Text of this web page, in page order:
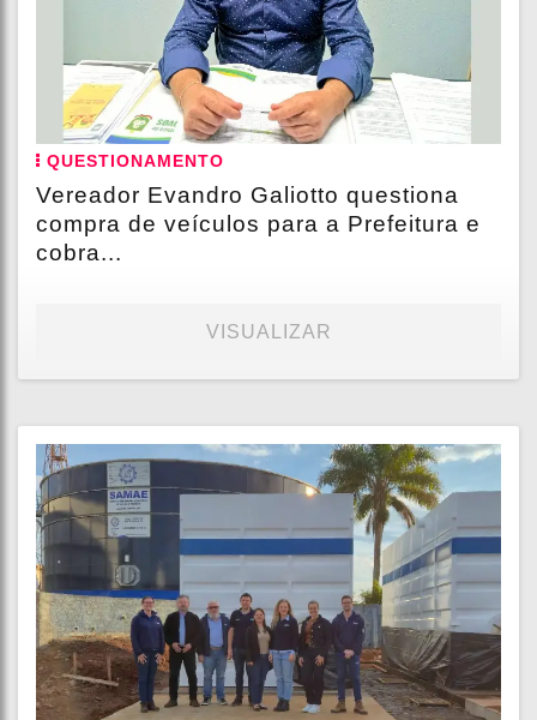
QUESTIONAMENTO
Vereador Evandro Galiotto questiona
compra de veículos para a Prefeitura e
cobra...
VISUALIZAR